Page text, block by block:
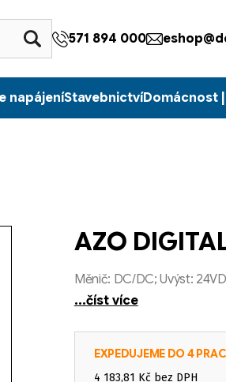
571 894 000
napájeníStavebnictvíDomácnost
AZO
EXPEDUJEME DO 4
4 183,81 Kč bez DPH
Měnič: DC/DC; Uvýst:
...číst více